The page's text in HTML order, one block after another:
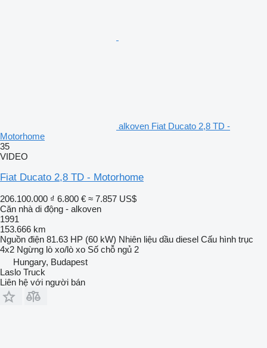
alkoven Fiat Ducato 2,8 TD -
Motorhome
35
VIDEO
Fiat Ducato 2,8 TD - Motorhome
206.100.000 ₫ 6.800 € ≈ 7.857 US$
Căn nhà di động - alkoven
1991
153.666 km
Nguồn điện 81.63 HP (60 kW) Nhiên liệu dầu diesel Cấu hình trục
4x2 Ngừng lò xo/lò xo Số chỗ ngủ 2
Hungary, Budapest
Laslo Truck
Liên hệ với người bán